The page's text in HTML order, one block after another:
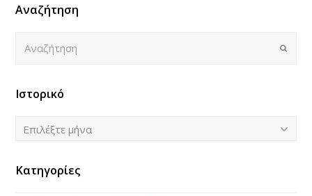
Αναζήτηση
Submit
Ιστορικό
Ιστορικό
Επιλέξτε μήνα
Κατηγορίες